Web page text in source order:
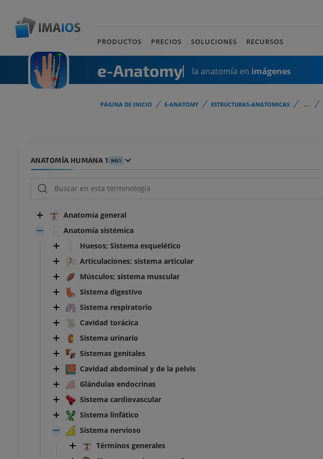
PRODUCTOS PRECIOS SOLUCIONES RECURSOS
e-Anatomy la anatomía en imágenes
PÁGINA DE INICIO E-ANATOMY ESTRUCTURAS-ANATOMICAS ...
ANATOMÍA HUMANA 1 HA1
Anatomia general
Anatomía sistémica
Huesos; Sistema esquelético
Articulaciones; sistema articular
Músculos; sistema muscular
Sistema digestivo
Sistema respiratorio
Cavidad torácica
Sistema urinario
Sistemas genitales
Cavidad abdominal y de la pelvis
Glándulas endocrinas
Sistema cardiovascular
Sistema linfático
Sistema nervioso
Términos generales